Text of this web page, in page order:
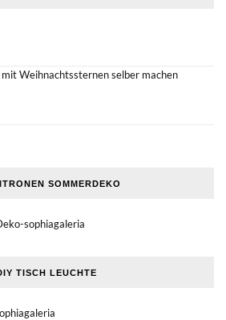
SOMMERDEKO
TISCH LEUCHTE